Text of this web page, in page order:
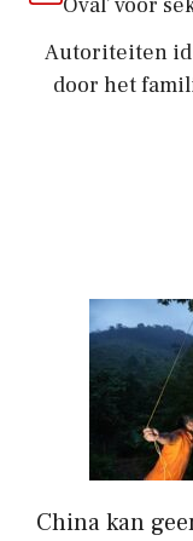
Autoriteiten id
door het
China kan